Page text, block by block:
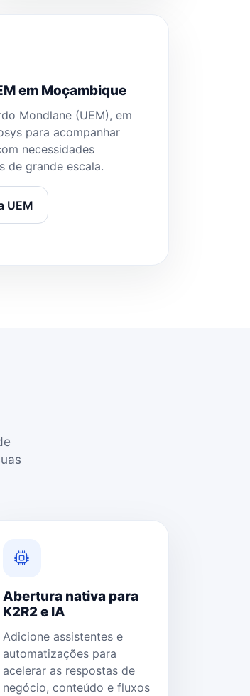
em Moçambique
Mondlane (UEM), em
para acompanhar
necessidades
de grande escala.
UEM
Abertura nativa para
K2R2 e IA
Adicione assistentes e
automatizações para
acelerar as respostas de
negócio, conteúdo e fluxos